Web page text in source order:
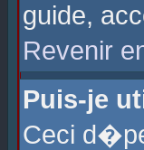
guide,
Revenir
Puis-je
Ceci